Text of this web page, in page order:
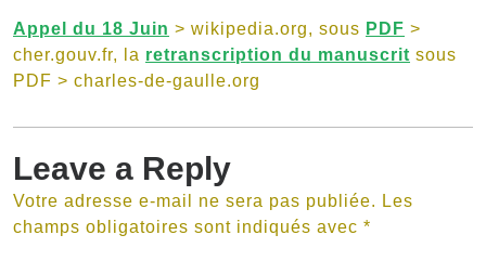
Appel du 18 Juin > wikipedia.org, sous PDF >
cher.gouv.fr, la retranscription du manuscrit sous
PDF > charles-de-gaulle.org
Leave a Reply
Votre adresse e-mail ne sera pas publiée. Les
champs obligatoires sont indiqués avec *